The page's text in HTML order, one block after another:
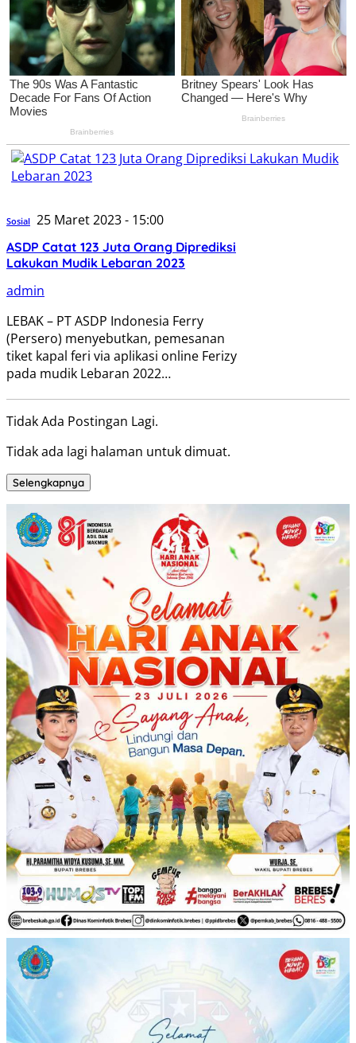
Sosial 25 Maret 2023 - 15:00
ASDP Catat 123 Juta Orang Diprediksi
Lakukan Mudik Lebaran 2023
admin
LEBAK – PT ASDP Indonesia Ferry
(Persero) menyebutkan, pemesanan
tiket kapal feri via aplikasi online Ferizy
pada mudik Lebaran 2022…
Tidak Ada Postingan Lagi.
Tidak ada lagi halaman untuk dimuat.
Selengkapnya